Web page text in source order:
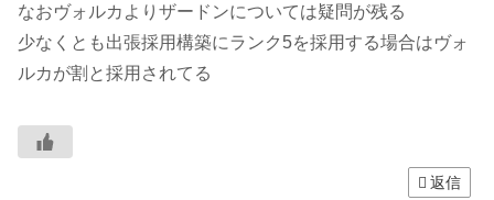
なおヴォルカよりザードンについては疑問が残る
少なくとも出張採用構築にランク5を採用する場合はヴォ
ルカが割と採用されてる
返信